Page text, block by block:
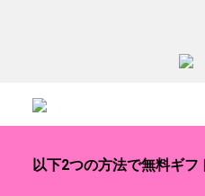
以下2つの方法で無料ギ